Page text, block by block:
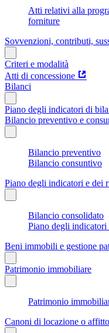
Atti relativi alla
forniture
Sovvenzioni, contributi,
Criteri e modalità
Atti di concessione
Bilanci
Piano degli indicatori di
Bilancio preventivo e
Bilancio preventivo
Bilancio consuntivo
Piano degli indicatori e dei
Bilancio consolidato
Piano degli
Beni immobili e gestione
Patrimonio immobiliare
Patrimonio
Canoni di locazione o affitto